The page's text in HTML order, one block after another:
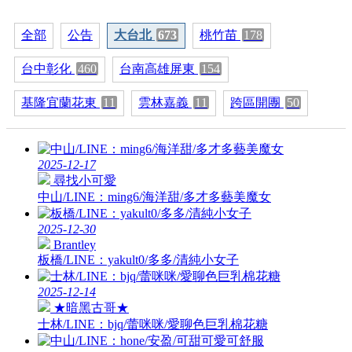
全部 公告 大台北 673 桃竹苗 178
台中彰化 460 台南高雄屏東 154
基隆宜蘭花東 11 雲林嘉義 11 跨區開團 50
2025-12-17
尋找小可愛
中山/LINE：ming6/海洋甜/多才多藝美魔女
2025-12-30
Brantley
板橋/LINE：yakult0/多多/清純小女子
2025-12-14
★暗黑古哥★
士林/LINE：bjq/蕾咪咪/愛聊色巨乳棉花糖